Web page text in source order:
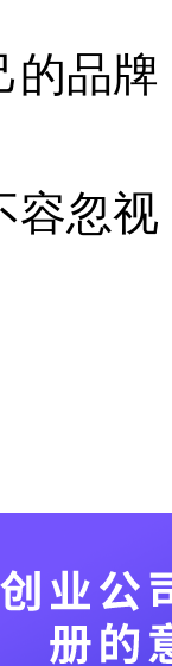
的品牌
容忽